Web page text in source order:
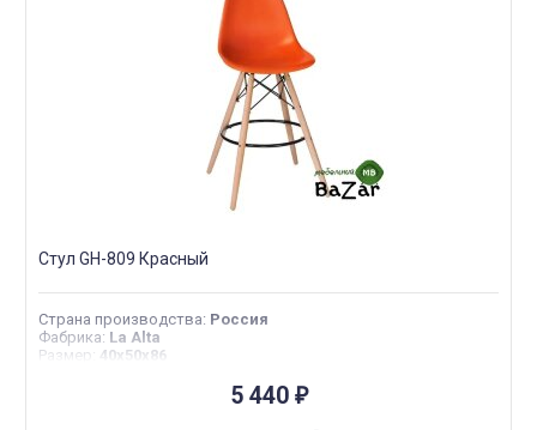
Стул GH-809 Красный
Страна производства: Россия
Фабрика: La Alta
Размер : 40х50х86
5 440 ₽